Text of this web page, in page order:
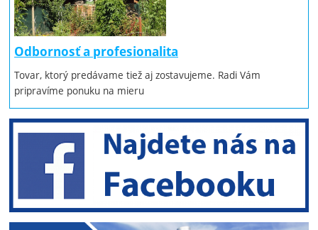
Odbornosť a profesionalita
Tovar, ktorý predávame tiež aj zostavujeme. Radi Vám
pripravíme ponuku na mieru